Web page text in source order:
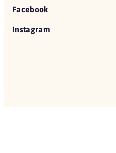
Facebook
Instagram